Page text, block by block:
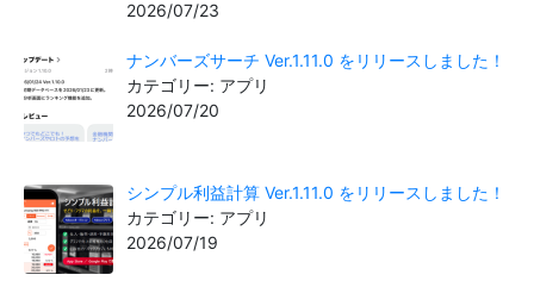
2026/07/23
ナンバーズサーチ Ver.1.11.0 をリリースしました！
カテゴリー: アプリ
2026/07/20
シンプル利益計算 Ver.1.11.0 をリリースしました！
カテゴリー: アプリ
2026/07/19